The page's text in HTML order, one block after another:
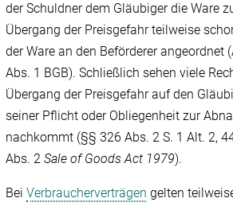
der Schuldner dem Gläubiger die Ware
Übergang der Preisgefahr teilweise
der Ware an den Beförderer angeordnet
Abs. 1 BGB). Schließlich sehen viele
Übergang der Preisgefahr auf den
seiner Pflicht oder Obliegenheit zur
nachkommt (§§ 326 Abs. 2 S. 1 Alt. 2,
Abs. 2Sale of Goods Act 1979).
BeiVerbraucherverträgen gelten